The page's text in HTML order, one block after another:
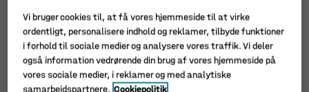
Vi bruger cookies til, at få vores hjemmeside til at virke
ordentligt, personalisere indhold og reklamer, tilbyde funktioner
i forhold til sociale medier og analysere vores traffik. Vi deler
også information vedrørende din brug af vores hjemmeside på
vores sociale medier, i reklamer og med analytiske
samarbejdspartnere. Cookiepolitik